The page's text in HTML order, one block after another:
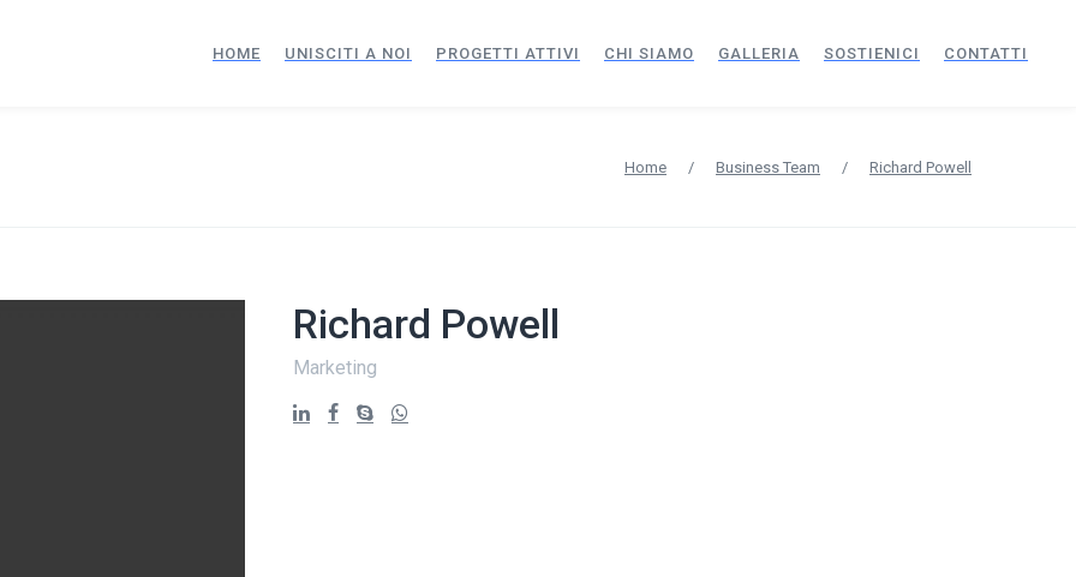
HOME UNISCITI A NOI PROGETTI ATTIVI CHI SIAMO GALLERIA SOSTIENICI CONTATTI
Home / Business Team / Richard Powell
Richard Powell
Marketing